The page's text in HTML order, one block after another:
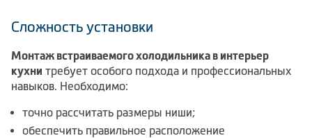
Сложность установки
Монтаж встраиваемого холодильника в интерьер
кухни требует особого подхода и профессиональных
навыков. Необходимо:
точно рассчитать размеры ниши;
обеспечить правильное расположение